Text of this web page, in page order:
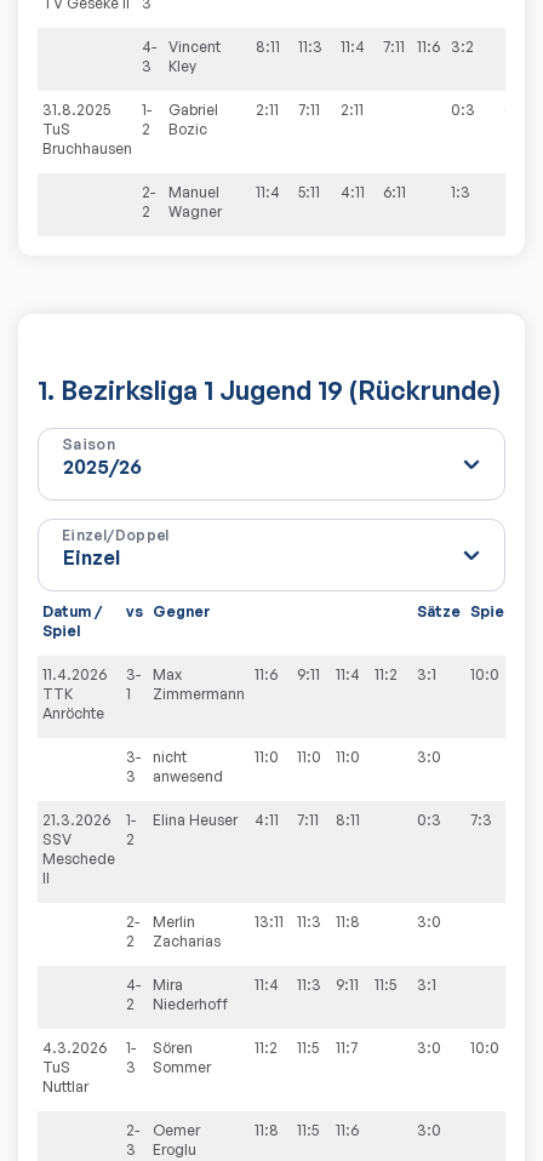
4-
3
Vincent
Kley
8:11 11:3 11:4 7:11 11:6 3:2
31.8.2025
TuS
Bruchhausen
1-
2
Gabriel
Bozic
2:11 7:11 2:11 0:3
2-
2
Manuel
Wagner
11:4 5:11 4:11 6:11 1:3
1. Bezirksliga 1 Jugend 19 (Rückrunde)
Saison
Einzel/Doppel
Datum /
Spiel
vs Gegner Sätze Spiele
11.4.2026
TTK
Anröchte
3-
1
Max
Zimmermann
11:6 9:11 11:4 11:2 3:1 10:0
3-
3
nicht
anwesend
11:0 11:0 11:0 3:0
21.3.2026
SSV
Meschede
II
1-
2
Elina Heuser 4:11 7:11 8:11 0:3 7:3
2-
2
Merlin
Zacharias
13:11 11:3 11:8 3:0
4-
2
Mira
Niederhoff
11:4 11:3 9:11 11:5 3:1
4.3.2026
TuS
Nuttlar
1-
3
Sören
Sommer
11:2 11:5 11:7 3:0 10:0
2-
3
Oemer
Eroglu
11:8 11:5 11:6 3:0